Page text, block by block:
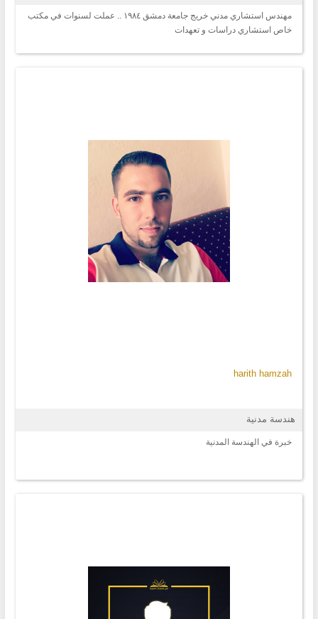
مهندس استشاري مدني خريج جامعة دمشق ١٩٨٤ .. عملت لسنوات في مكتب
خاص استشاري دراسات و تعهدات
harith hamzah
هندسة مدنية
خبرة في الهندسة المدنية